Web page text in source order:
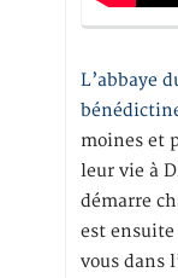
L’abbaye
moines et
leur vie à
démarre
est
vous dans